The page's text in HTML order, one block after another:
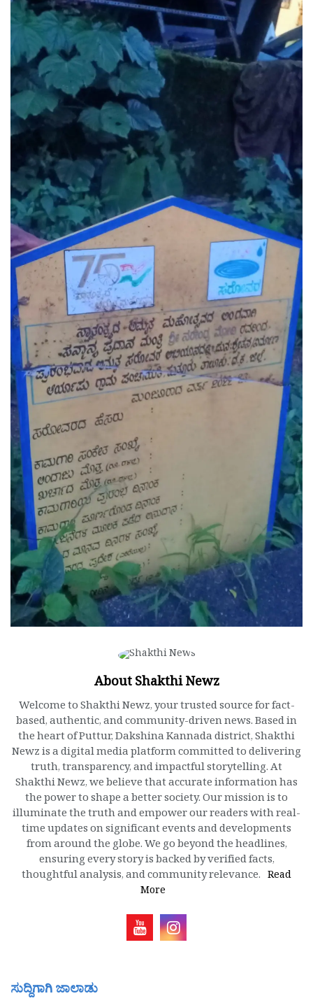
About Shakthi Newz
Welcome to Shakthi Newz, your trusted source for fact-
based, authentic, and community-driven news. Based in
the heart of Puttur, Dakshina Kannada district, Shakthi
Newz is a digital media platform committed to delivering
truth, transparency, and impactful storytelling. At
Shakthi Newz, we believe that accurate information has
the power to shape a better society. Our mission is to
illuminate the truth and empower our readers with real-
time updates on significant events and developments
from around the globe. We go beyond the headlines,
ensuring every story is backed by verified facts,
thoughtful analysis, and community relevance. Read
More
ಸುದ್ದಿಗಾಗಿ ಜಾಲಾಡು